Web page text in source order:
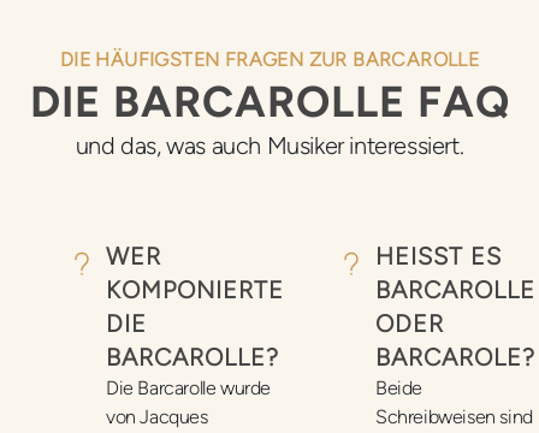
DIE HÄUFIGSTEN FRAGEN ZUR BARCAROLLE
DIE BARCAROLLE FAQ
und das, was auch Musiker interessiert.
WER
KOMPONIERTE
DIE
BARCAROLLE?
Die Barcarolle wurde
von Jacques
HEISST ES B
ARCAROLLE O
DER B
ARCAROLE?
Beide
Schreibweisen sind